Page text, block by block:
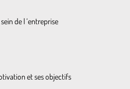
de l ‘entreprise
et ses objectifs